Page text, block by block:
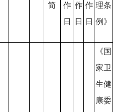
简
作
日
作
日
作
日
理条
例》
《国
家卫
生健
康委